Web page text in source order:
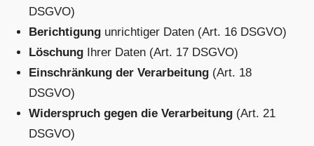
DSGVO)
Berichtigung unrichtiger Daten (Art. 16 DSGVO)
Löschung Ihrer Daten (Art. 17 DSGVO)
Einschränkung der Verarbeitung (Art. 18
DSGVO)
Widerspruch gegen die Verarbeitung (Art. 21
DSGVO)